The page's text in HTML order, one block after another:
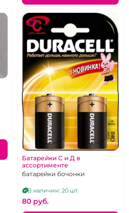
Батарейки С и Д в
ассортименте
батарейки бочонки
В наличии: 20 шт.
80 pуб.